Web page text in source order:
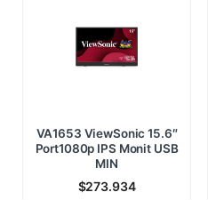
VA1653 ViewSonic 15.6″
Port1080p IPS Monit USB
MIN
$273.934